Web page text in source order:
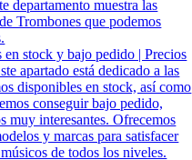
departamento muestra las
Trombones que podemos
en stock y bajo pedido | Precios
apartado está dedicado a las
disponibles en stock, así como
conseguir bajo pedido,
muy interesantes. Ofrecemos
y marcas para satisfacer
de todos los niveles.